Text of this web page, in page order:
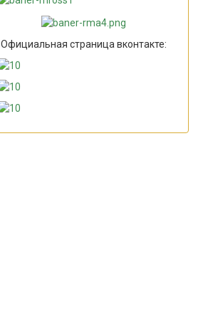
Официальная страница вконтакте: